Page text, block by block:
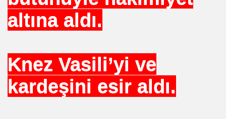
altına aldı.
Knez Vasili’yi ve
kardeşini esir aldı.
ÖRGÜTÜ ALPER TAN